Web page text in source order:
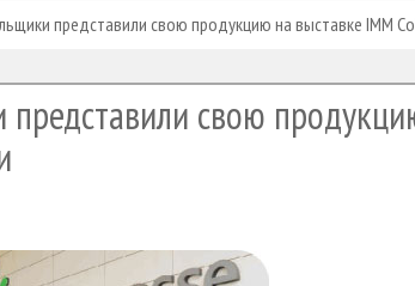
представили свою продукцию на выставке IMM
представили свою